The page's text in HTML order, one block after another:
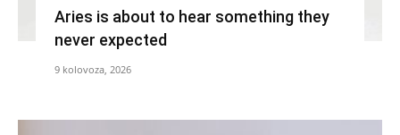
Aries is about to hear something they
never expected
9 kolovoza, 2026